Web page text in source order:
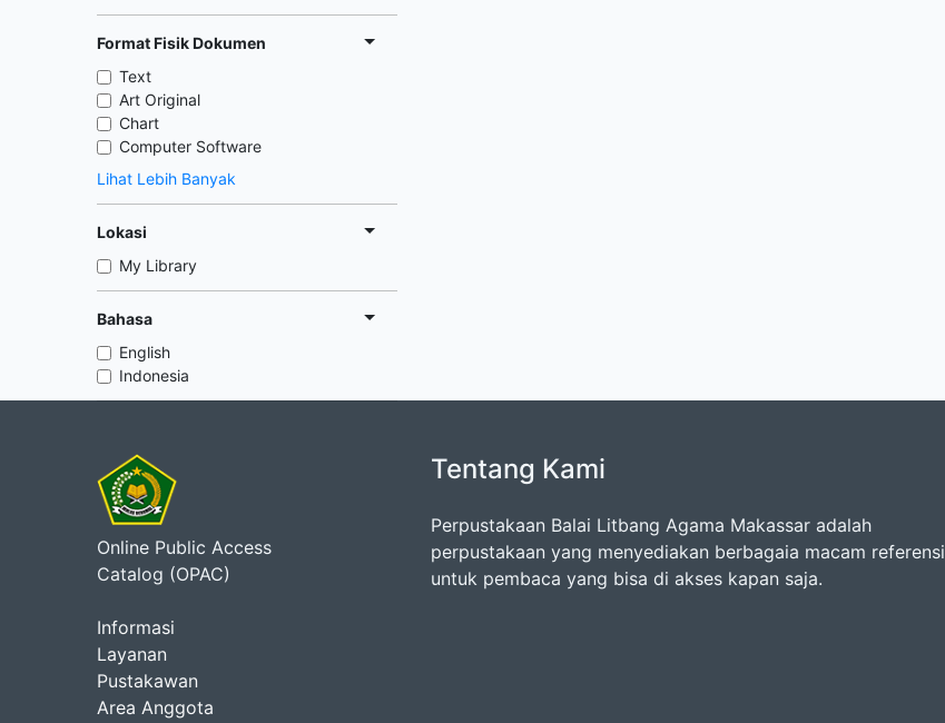
Format Fisik Dokumen
Text
Art Original
Chart
Computer Software
Lihat Lebih Banyak
Lokasi
My Library
Bahasa
English
Indonesia
Online Public Access
Catalog (OPAC)
Informasi
Layanan
Pustakawan
Area Anggota
Tentang Kami
Perpustakaan Balai Litbang Agama Makassar adalah
perpustakaan yang menyediakan berbagaia macam referensi
untuk pembaca yang bisa di akses kapan saja.